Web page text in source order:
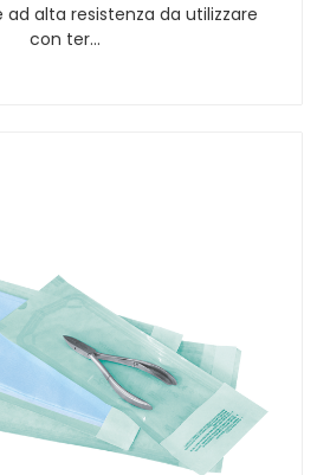
alta resistenza da utilizzare
con ter…